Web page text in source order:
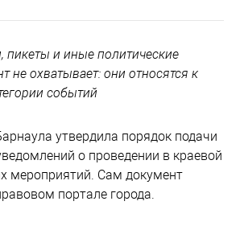
пикеты и иные политические
не охватывает: они относятся к
событий
утвердила порядок подачи
о проведении в краевой
мероприятий. Сам документ
портале города.